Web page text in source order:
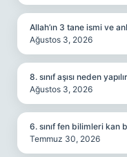
Allah’ın 3 tane ismi ve
Ağustos 3, 2026
8. sınıf aşısı neden
Ağustos 3, 2026
6. sınıf fen bilimleri kan
Temmuz 30, 2026